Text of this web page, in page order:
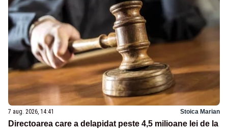
7 aug. 2026, 14:41 Stoica Marian
Directoarea care a delapidat peste 4,5 milioane lei de la